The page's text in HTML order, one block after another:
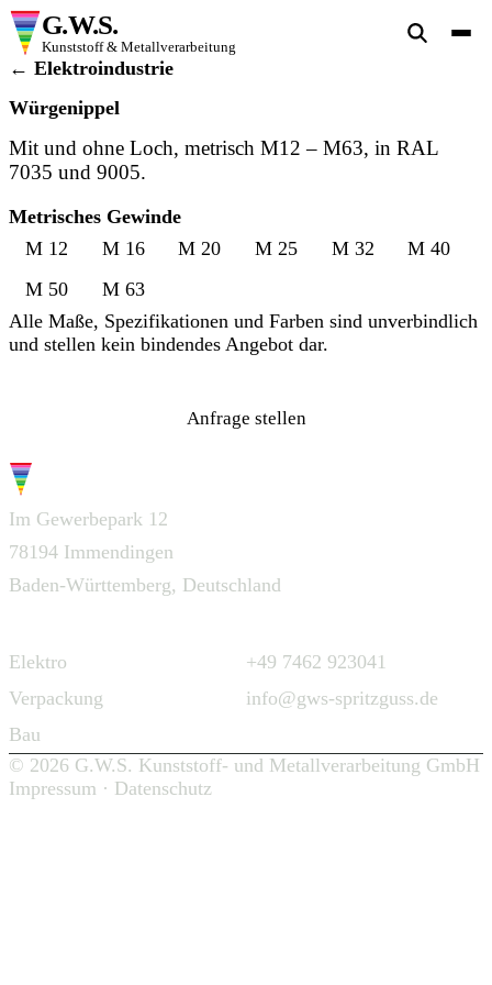
G.W.S.
Kunststoff & Metallverarbeitung
← Elektroindustrie
Würgenippel
Mit und ohne Loch, metrisch M12 – M63, in RAL
7035 und 9005.
Metrisches Gewinde
M 12
M 16 M 20 M 25 M 32
M 40
M 50
M 63
Alle Maße, Spezifikationen und Farben sind unverbindlich
und stellen kein bindendes Angebot dar.
Anfrage stellen
Im Gewerbepark 12
78194 Immendingen
Baden-Württemberg, Deutschland
Elektro
Verpackung
Bau
+49 7462 923041
info@gws-spritzguss.de
© 2026 G.W.S. Kunststoff- und Metallverarbeitung GmbH
Impressum · Datenschutz